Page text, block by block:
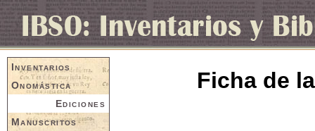
Inventarios
Onomástica
Ediciones
Manuscritos
Ficha de